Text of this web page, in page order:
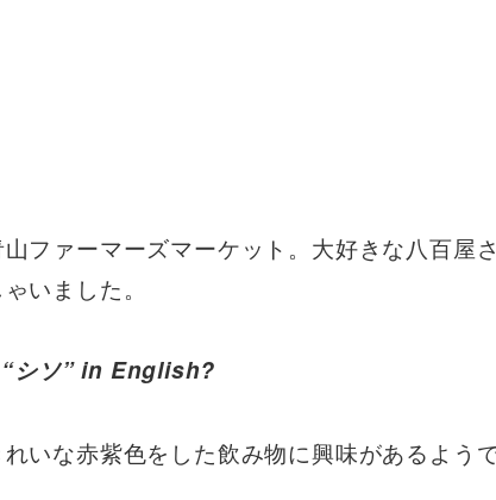
ファーマーズマーケット。大好きな八百屋
いました。
シソ” in English?
いな赤紫色をした飲み物に興味があるようで